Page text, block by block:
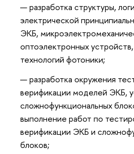
разработка структуры,
электрической
ЭКБ,
оптоэлектронных
технологий фотоники;
разработка окружения
верификации моделей ЭКБ,
сложнофункциональных
выполнение работ по
верификации ЭКБ и
блоков;